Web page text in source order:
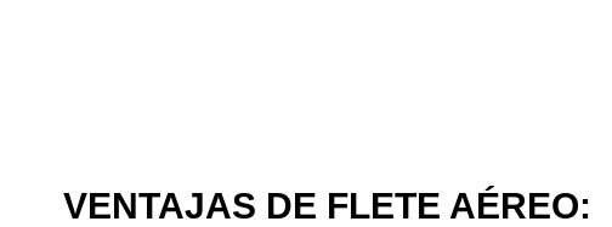
VENTAJAS DE FLETE AÉREO: